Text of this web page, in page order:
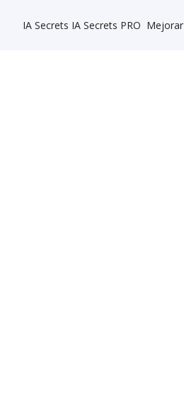
IA Secrets IA Secrets PRO Mejorar